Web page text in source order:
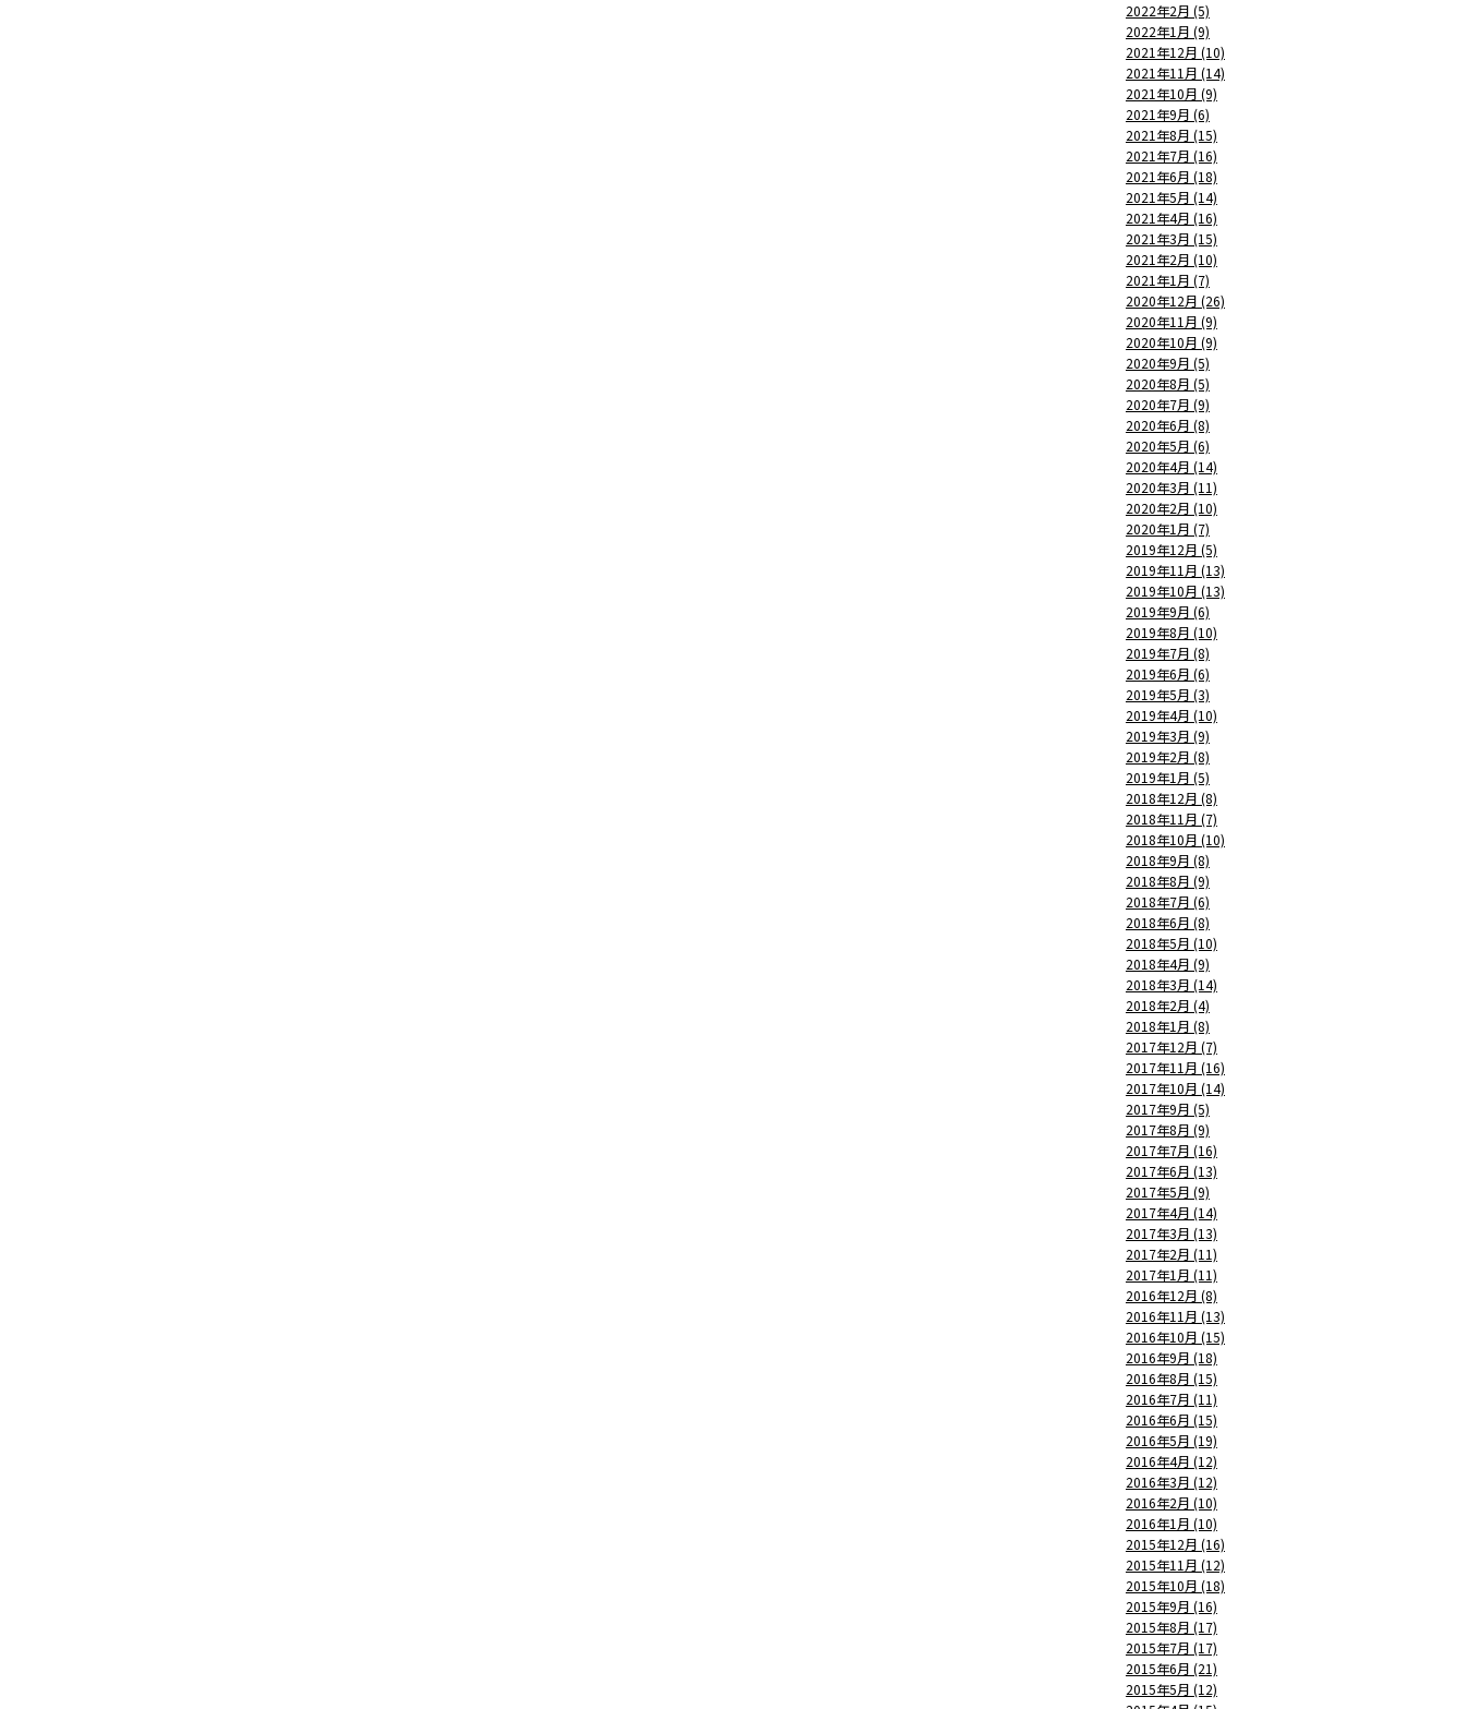
2022年2月 (5)
2022年1月 (9)
2021年12月 (10)
2021年11月 (14)
2021年10月 (9)
2021年9月 (6)
2021年8月 (15)
2021年7月 (16)
2021年6月 (18)
2021年5月 (14)
2021年4月 (16)
2021年3月 (15)
2021年2月 (10)
2021年1月 (7)
2020年12月 (26)
2020年11月 (9)
2020年10月 (9)
2020年9月 (5)
2020年8月 (5)
2020年7月 (9)
2020年6月 (8)
2020年5月 (6)
2020年4月 (14)
2020年3月 (11)
2020年2月 (10)
2020年1月 (7)
2019年12月 (5)
2019年11月 (13)
2019年10月 (13)
2019年9月 (6)
2019年8月 (10)
2019年7月 (8)
2019年6月 (6)
2019年5月 (3)
2019年4月 (10)
2019年3月 (9)
2019年2月 (8)
2019年1月 (5)
2018年12月 (8)
2018年11月 (7)
2018年10月 (10)
2018年9月 (8)
2018年8月 (9)
2018年7月 (6)
2018年6月 (8)
2018年5月 (10)
2018年4月 (9)
2018年3月 (14)
2018年2月 (4)
2018年1月 (8)
2017年12月 (7)
2017年11月 (16)
2017年10月 (14)
2017年9月 (5)
2017年8月 (9)
2017年7月 (16)
2017年6月 (13)
2017年5月 (9)
2017年4月 (14)
2017年3月 (13)
2017年2月 (11)
2017年1月 (11)
2016年12月 (8)
2016年11月 (13)
2016年10月 (15)
2016年9月 (18)
2016年8月 (15)
2016年7月 (11)
2016年6月 (15)
2016年5月 (19)
2016年4月 (12)
2016年3月 (12)
2016年2月 (10)
2016年1月 (10)
2015年12月 (16)
2015年11月 (12)
2015年10月 (18)
2015年9月 (16)
2015年8月 (17)
2015年7月 (17)
2015年6月 (21)
2015年5月 (12)